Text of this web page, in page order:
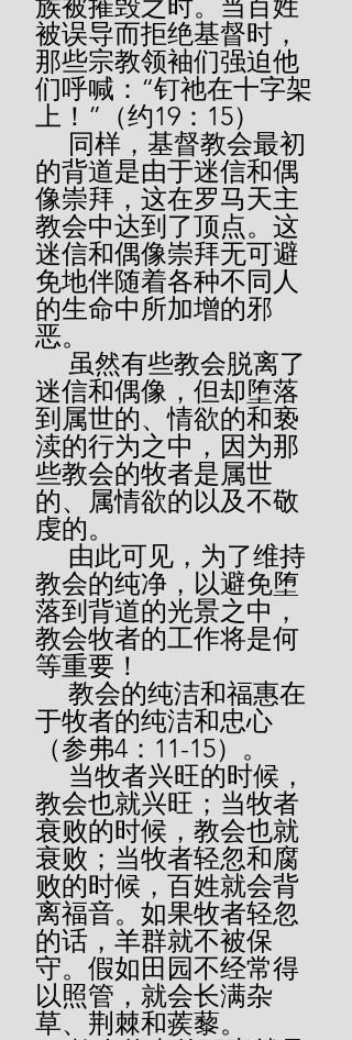
被误导而拒绝基督时，
那些宗教领袖们强迫他
们呼喊：“钉祂在十字架
上！”（约19：15）
的背道是由于迷信和偶
像崇拜，这在罗马天主
教会中达到了顶点。这
迷信和偶像崇拜无可避
免地伴随着各种不同人
的生命中所加增的邪
恶。
迷信和偶像，但却堕落
到属世的、情欲的和亵
渎的行为之中，因为那
些教会的牧者是属世
的、属情欲的以及不敬
虔的。
教会的纯净，以避免堕
落到背道的光景之中，
教会牧者的工作将是何
等重要！
于牧者的纯洁和忠心
（参弗4：11-15）。
教会也就兴旺；当牧者
衰败的时候，教会也就
衰败；当牧者轻忽和腐
败的时候，百姓就会背
离福音。如果牧者轻忽
的话，羊群就不被保
守。假如田园不经常得
以照管，就会长满杂
草、荆棘和蒺藜。